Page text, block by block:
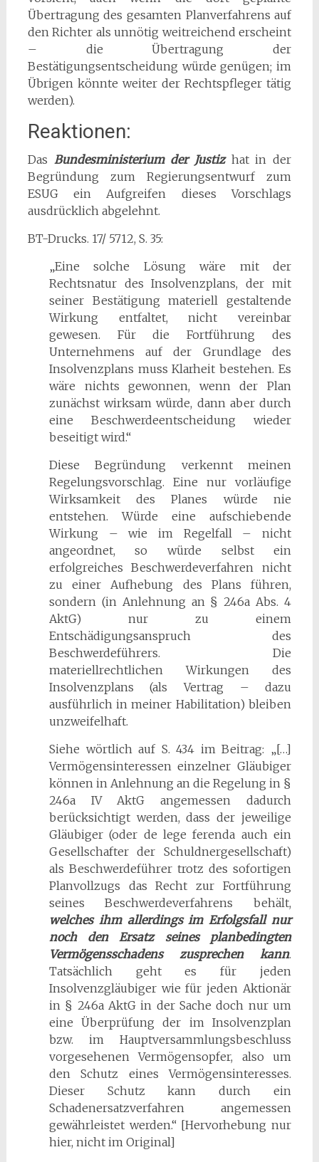
Übertragung des gesamten Planverfahrens auf
den Richter als unnötig weitreichend erscheint
– die Übertragung der
Bestätigungsentscheidung würde genügen; im
Übrigen könnte weiter der Rechtspfleger tätig
werden).
Reaktionen:
Das Bundesministerium der Justizhat in der
Begründung zum Regierungsentwurf zum
ESUG ein Aufgreifen dieses Vorschlags
ausdrücklich abgelehnt.
BT-Drucks. 17/ 5712, S. 35:
„Eine solche Lösung wäre mit der
Rechtsnatur des Insolvenzplans, der mit
seiner Bestätigung materiell gestaltende
Wirkung entfaltet, nicht vereinbar
gewesen. Für die Fortführung des
Unternehmens auf der Grundlage des
Insolvenzplans muss Klarheit bestehen. Es
wäre nichts gewonnen, wenn der Plan
zunächst wirksam würde, dann aber durch
eine Beschwerdeentscheidung wieder
beseitigt wird.“
Diese Begründung verkennt meinen
Regelungsvorschlag. Eine nur vorläufige
Wirksamkeit des Planes würde nie
entstehen. Würde eine aufschiebende
Wirkung – wie im Regelfall – nicht
angeordnet, so würde selbst ein
erfolgreiches Beschwerdeverfahren nicht
zu einer Aufhebung des Plans führen,
sondern (in Anlehnung an § 246a Abs. 4
AktG) nur zu einem
Entschädigungsanspruch des
Beschwerdeführers. Die
materiellrechtlichen Wirkungen des
Insolvenzplans (als Vertrag – dazu
ausführlich in meiner Habilitation) bleiben
unzweifelhaft.
Siehe wörtlich auf S. 434 im Beitrag: „[…]
Vermögensinteressen einzelner Gläubiger
können in Anlehnung an die Regelung in §
246a IV AktG angemessen dadurch
berücksichtigt werden, dass der jeweilige
Gläubiger (oder de lege ferenda auch ein
Gesellschafter der Schuldnergesellschaft)
als Beschwerdeführer trotz des sofortigen
Planvollzugs das Recht zur Fortführung
seines Beschwerdeverfahrens behält,
welches ihm allerdings im Erfolgsfall nur
noch den Ersatz seines planbedingten
Vermögensschadens zusprechen kann.
Tatsächlich geht es für jeden
Insolvenzgläubiger wie für jeden Aktionär
in § 246a AktG in der Sache doch nur um
eine Überprüfung der im Insolvenzplan
bzw. im Hauptversammlungsbeschluss
vorgesehenen Vermögensopfer, also um
den Schutz eines Vermögensinteresses.
Dieser Schutz kann durch ein
Schadenersatzverfahren angemessen
gewährleistet werden.“ [Hervorhebung nur
hier, nicht im Original]